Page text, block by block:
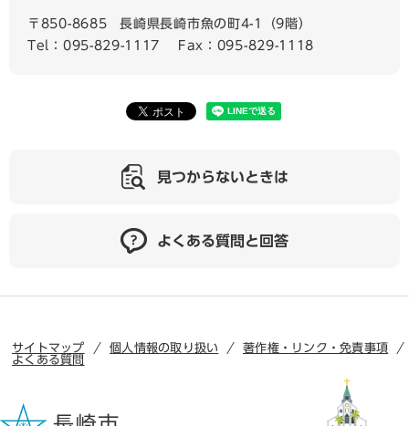
〒850-8685
長崎県長崎市魚の町4-1（9階）
Tel：095-829-1117
Fax：095-829-1118
見つからないときは
よくある質問と回答
サイトマップ 個人情報の取り扱い
著作権・リンク・免責事項
よくある質問